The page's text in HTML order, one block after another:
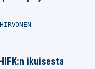
ikuisesta